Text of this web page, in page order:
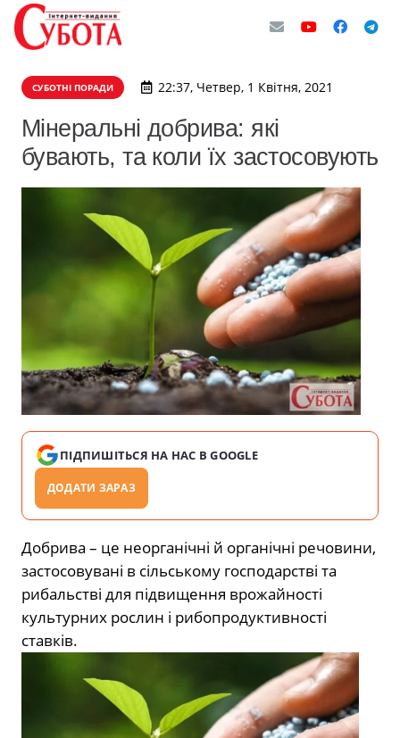
СУБОТНІ ПОРАДИ 22:37, Четвер, 1 Квітня, 2021
Мінеральні добрива: які
бувають, та коли їх застосовують
ПІДПИШІТЬСЯ НА НАС В GOOGLE
ДОДАТИ ЗАРАЗ
Добрива – це неорганічні й органічні речовини,
застосовувані в сільському господарстві та
рибальстві для підвищення врожайності
культурних рослин і рибопродуктивності
ставків.